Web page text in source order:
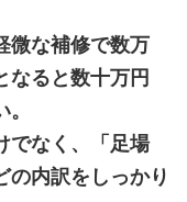
微な補修で数万
なると数十万円
でなく、「足場
の内訳をしっかり